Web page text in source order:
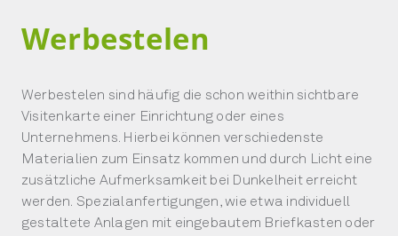
Werbestelen
Werbestelen sind häufig die schon weithin sichtbare
Visitenkarte einer Einrichtung oder eines
Unternehmens. Hierbei können verschiedenste
Materialien zum Einsatz kommen und durch Licht eine
zusätzliche Aufmerksamkeit bei Dunkelheit erreicht
werden. Spezialanfertigungen, wie etwa individuell
gestaltete Anlagen mit eingebautem Briefkasten oder